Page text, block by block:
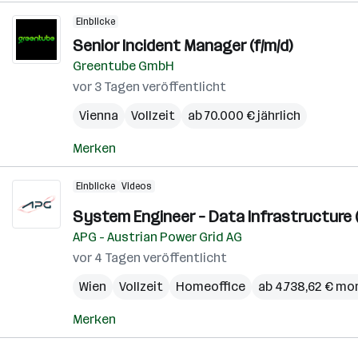
Einblicke
Senior Incident Manager (f/m/d)
Greentube GmbH
vor 3 Tagen veröffentlicht
Vienna
Vollzeit ab 70.000 € jährlich
Merken
Einblicke Videos
System Engineer – Data Infrastructure
APG - Austrian Power Grid AG
vor 4 Tagen veröffentlicht
Wien
Vollzeit Homeoffice ab 4.738,62 €
Merken